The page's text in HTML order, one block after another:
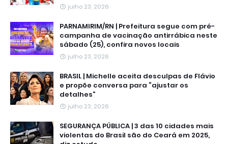
julho 23, 2026
PARNAMIRIM/RN | Prefeitura segue com pré-
campanha de vacinação antirrábica neste
sábado (25), confira novos locais
julho 23, 2026
BRASIL | Michelle aceita desculpas de Flávio
e propõe conversa para “ajustar os
detalhes”
julho 23, 2026
SEGURANÇA PÚBLICA | 3 das 10 cidades mais
violentas do Brasil são do Ceará em 2025,